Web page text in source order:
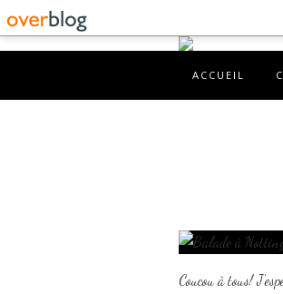
ACCUEIL
Coucou à tous!